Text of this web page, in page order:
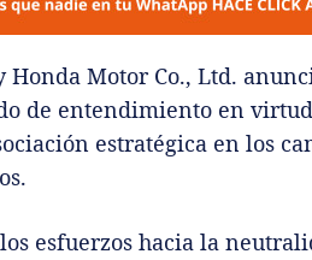
Honda Motor Co., Ltd.
de entendimiento en
estratégica en los
esfuerzos hacia la